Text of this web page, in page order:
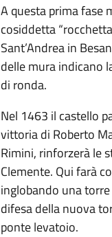
A questa prima fase
cosiddetta
Sant’Andrea in
delle mura indicano
di ronda.
Nel 1463 il castello
vittoria di Roberto
Rimini, rinforzerà le
Clemente. Qui farà
inglobando una
difesa della nuova
ponte levatoio.